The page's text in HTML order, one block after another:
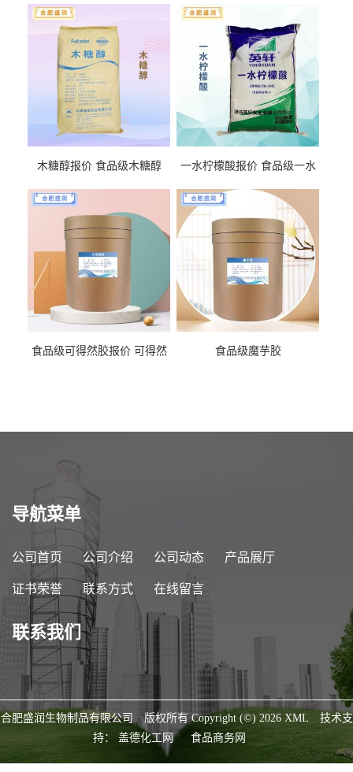
木糖醇报价 食品级木糖醇
一水柠檬酸报价 食品级一水
食品级可得然胶报价 可得然
食品级魔芋胶
导航菜单
公司首页 公司介绍 公司动态 产品展厅
证书荣誉 联系方式 在线留言
联系我们
合肥盛润生物制品有限公司 版权所有 Copyright (©) 2026 XML
技术支
持： 盖德化工网 食品商务网